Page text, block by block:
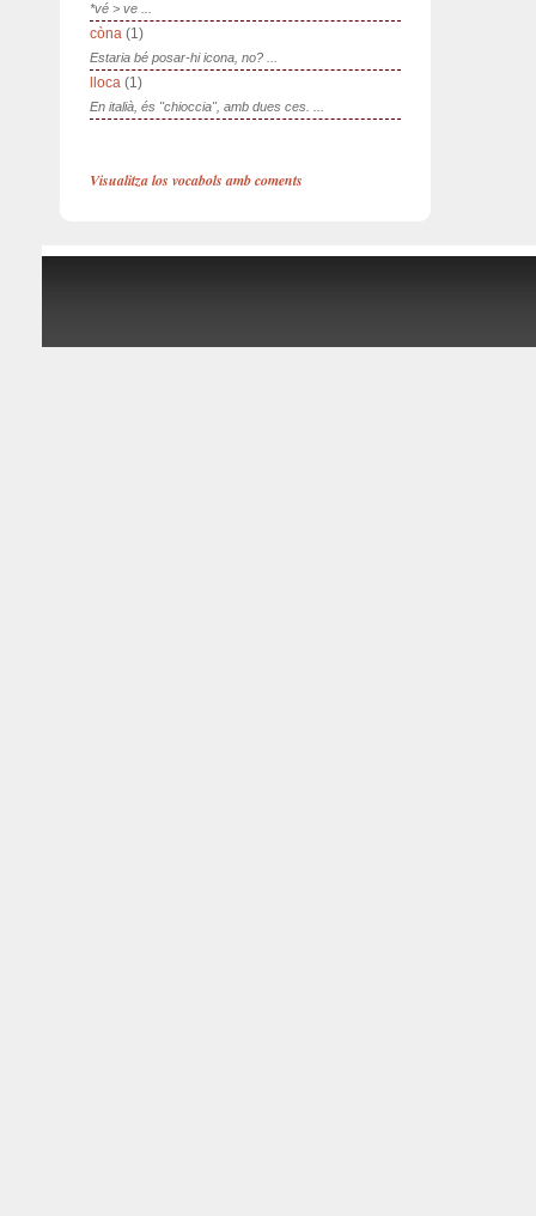
*vé > ve ...
còna (1)
Estaria bé posar-hi icona, no? ...
lloca (1)
En italià, és "chioccia", amb dues ces. ...
Visualitza los vocabols amb coments